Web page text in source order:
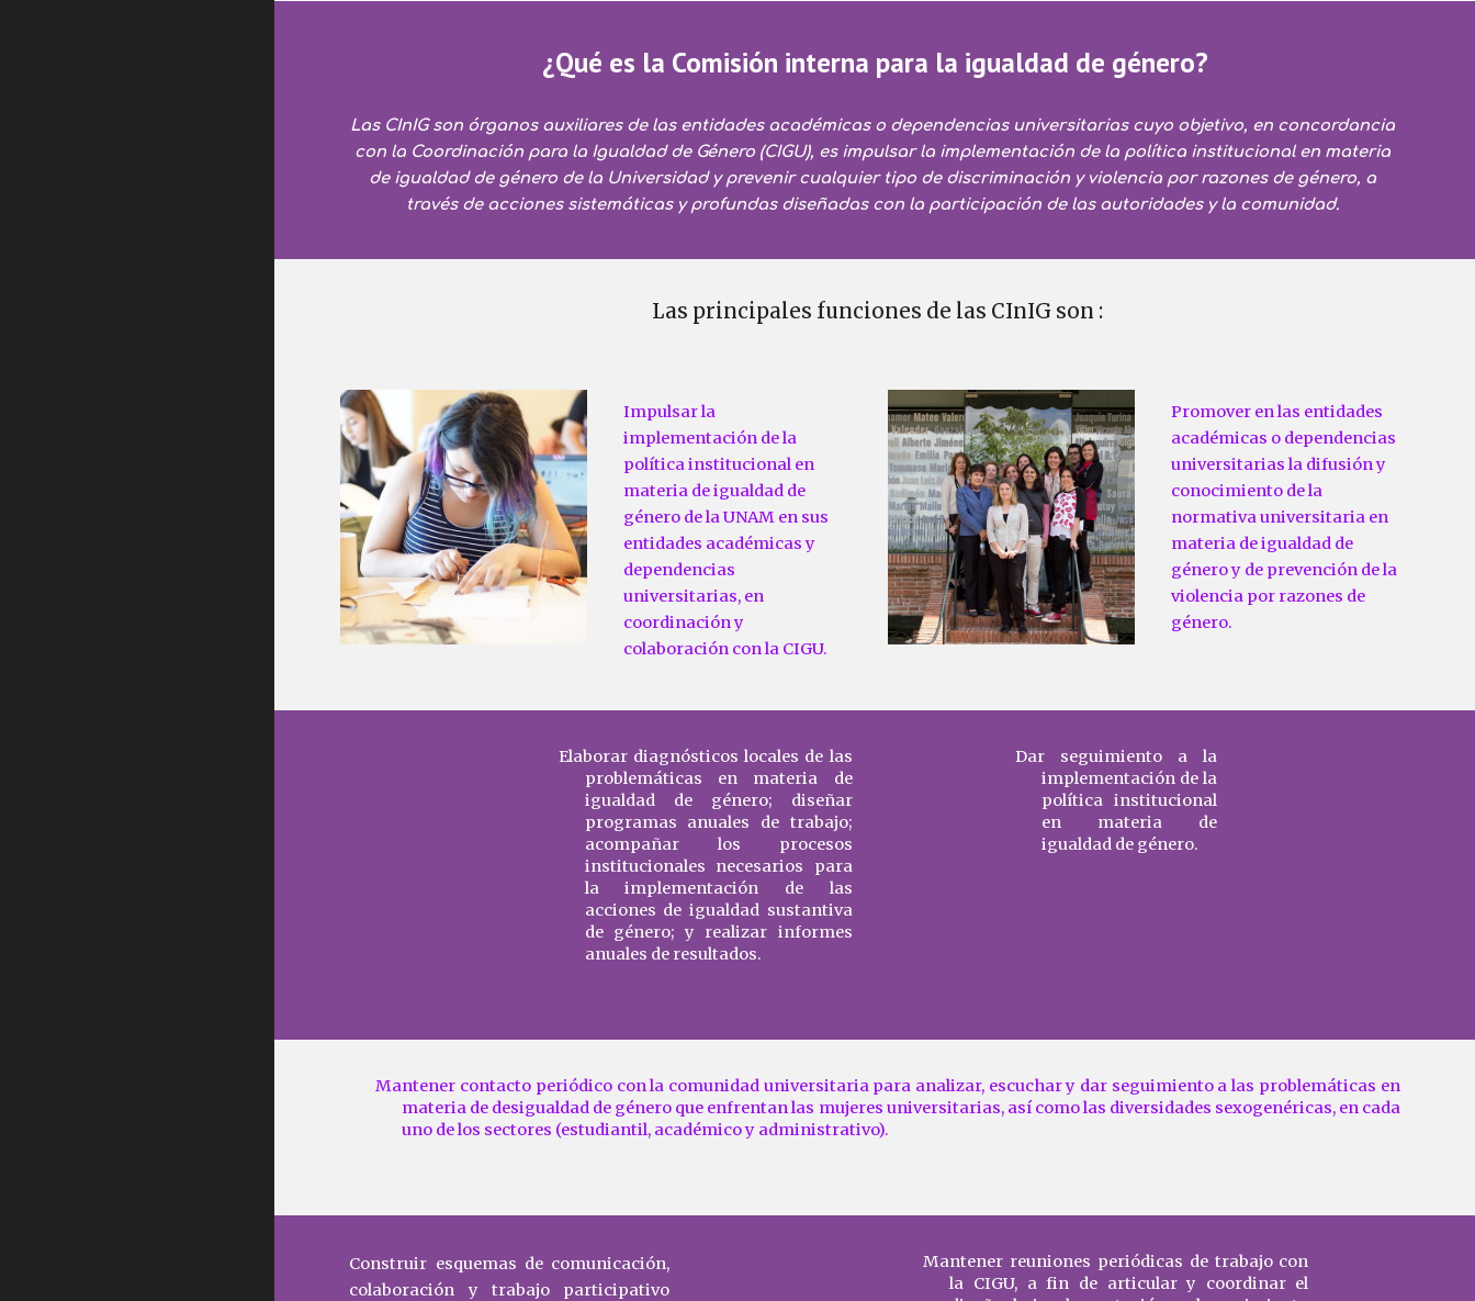
¿Qué es la Comisión interna para la igualdad de género?
Las CInIG son órganos auxiliares de las entidades académicas o dependencias universitarias cuyo objetivo, en concordancia
con la Coordinación para la Igualdad de Género (CIGU), es impulsar la implementación de la política institucional en materia
de igualdad de género de la Universidad y prevenir cualquier tipo de discriminación y violencia por razones de género, a
través de acciones sistemáticas y profundas diseñadas con la participación de las autoridades y la comunidad.
Las principales funciones de las CInIG son :
Impulsar la
implementación de la
política institucional en
materia de igualdad de
género de la UNAM en sus
entidades académicas y
dependencias
universitarias, en
coordinación y
colaboración con la CIGU.
Promover en las entidades
académicas o dependencias
universitarias la difusión y
conocimiento de la
normativa universitaria en
materia de igualdad de
género y de prevención de la
violencia por razones de
género.
Elaborar diagnósticos locales de las
problemáticas en materia de
igualdad de género; diseñar
programas anuales de trabajo;
acompañar los procesos
institucionales necesarios para
la implementación de las
acciones de igualdad sustantiva
de género; y realizar informes
anuales de resultados.
Dar seguimiento a la
implementación de la
política institucional
en materia de
igualdad de género.
Mantener contacto periódico con la comunidad universitaria para analizar, escuchar y dar seguimiento a las problemáticas en
materia de desigualdad de género que enfrentan las mujeres universitarias, así como las diversidades sexogenéricas, en cada
uno de los sectores (estudiantil, académico y administrativo).
Construir esquemas de comunicación,
colaboración y trabajo participativo
Mantener reuniones periódicas de trabajo con
la CIGU, a fin de articular y coordinar el